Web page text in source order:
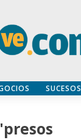
SUCESOS